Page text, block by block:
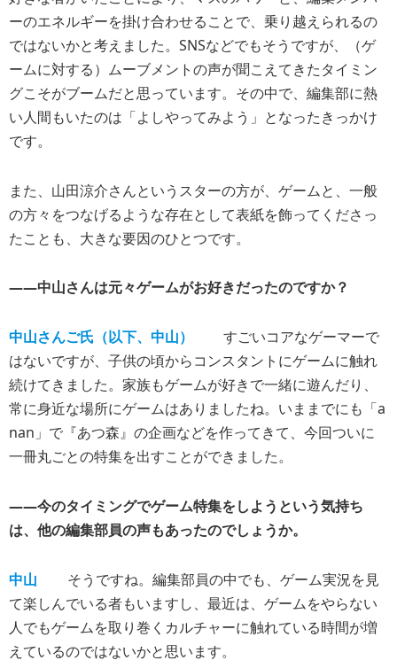
ーのエネルギーを掛け合わせることで、乗り越えられるの
ではないかと考えました。SNSなどでもそうですが、（ゲ
ームに対する）ムーブメントの声が聞こえてきたタイミン
グこそがブームだと思っています。その中で、編集部に熱
い人間もいたのは「よしやってみよう」となったきっかけ
です。
また、山田涼介さんというスターの方が、ゲームと、一般
の方々をつなげるような存在として表紙を飾ってくださっ
たことも、大きな要因のひとつです。
――中山さんは元々ゲームがお好きだったのですか？
中山さんご氏（以下、中山）
すごいコアなゲーマーで
はないですが、子供の頃からコンスタントにゲームに触れ
続けてきました。家族もゲームが好きで一緒に遊んだり、
常に身近な場所にゲームはありましたね。いままでにも「a
nan」で『あつ森』の企画などを作ってきて、今回ついに
一冊丸ごとの特集を出すことができました。
――今のタイミングでゲーム特集をしようという気持ち
は、他の編集部員の声もあったのでしょうか。
中山
そうですね。編集部員の中でも、ゲーム実況を見
て楽しんでいる者もいますし、最近は、ゲームをやらない
人でもゲームを取り巻くカルチャーに触れている時間が増
えているのではないかと思います。